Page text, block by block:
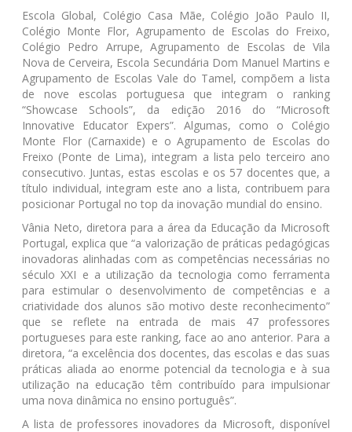
Escola Global, Colégio Casa Mãe, Colégio João Paulo II,
Colégio Monte Flor, Agrupamento de Escolas do Freixo,
Colégio Pedro Arrupe, Agrupamento de Escolas de Vila
Nova de Cerveira, Escola Secundária Dom Manuel Martins e
Agrupamento de Escolas Vale do Tamel, compõem a lista
de nove escolas portuguesa que integram o ranking
“Showcase Schools”, da edição 2016 do “Microsoft
Innovative Educator Expers”. Algumas, como o Colégio
Monte Flor (Carnaxide) e o Agrupamento de Escolas do
Freixo (Ponte de Lima), integram a lista pelo terceiro ano
consecutivo. Juntas, estas escolas e os 57 docentes que, a
título individual, integram este ano a lista, contribuem para
posicionar Portugal no top da inovação mundial do ensino.
Vânia Neto, diretora para a área da Educação da Microsoft
Portugal, explica que “a valorização de práticas pedagógicas
inovadoras alinhadas com as competências necessárias no
século XXI e a utilização da tecnologia como ferramenta
para estimular o desenvolvimento de competências e a
criatividade dos alunos são motivo deste reconhecimento”
que se reflete na entrada de mais 47 professores
portugueses para este ranking, face ao ano anterior. Para a
diretora, “a excelência dos docentes, das escolas e das suas
práticas aliada ao enorme potencial da tecnologia e à sua
utilização na educação têm contribuído para impulsionar
uma nova dinâmica no ensino português”.
A lista de professores inovadores da Microsoft, disponível